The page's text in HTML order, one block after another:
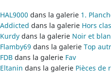
HAL9000 dans la galerie 1.
Addicted dans la galerie Hors
Kurdy dans la galerie Noir et
Flamby69 dans la galerie Top
FDB dans la galerie Fav
Eltanin dans la galerie Pièces de